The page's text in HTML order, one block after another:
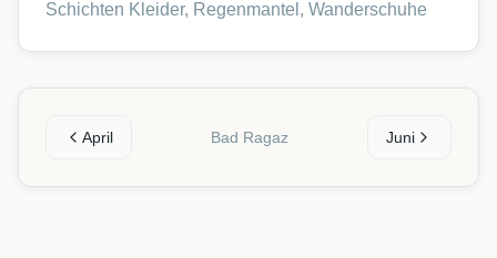
Schichten Kleider, Regenmantel, Wanderschuhe
April Bad Ragaz Juni